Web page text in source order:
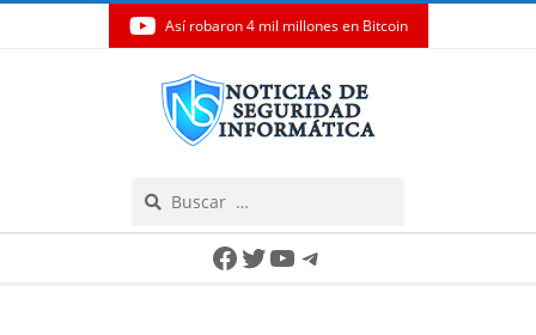
Así robaron 4 mil millones en Bitcoin
Facebook
Twitter
YouTube
Telegram